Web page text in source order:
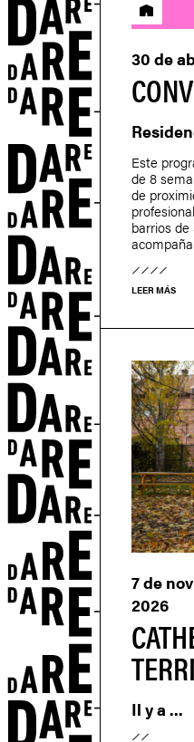
30 de
Este
de 8
de
barrios
LEER MÁS
7 de
2026
Il y a ...